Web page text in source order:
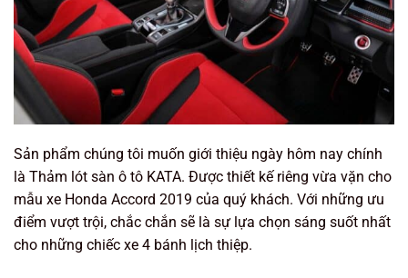
Sản phẩm chúng tôi muốn giới thiệu ngày hôm nay chính
là Thảm lót sàn ô tô KATA. Được thiết kế riêng vừa vặn cho
mẫu xe Honda Accord 2019 của quý khách. Với những ưu
điểm vượt trội, chắc chắn sẽ là sự lựa chọn sáng suốt nhất
cho những chiếc xe 4 bánh lịch thiệp.